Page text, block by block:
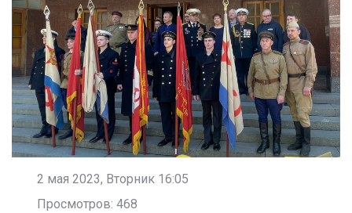
2 мая 2023, Вторник 16:05
Просмотров: 468